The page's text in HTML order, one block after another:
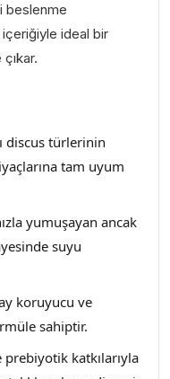
beslenme
içeriğiyle ideal bir
discus türlerinin
tam uyum
yumuşayan ancak
suyu
koruyucu ve
sahiptir.
prebiyotik katkılarıyla